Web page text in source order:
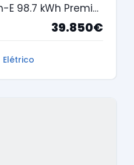
Ford Mustang Mach-E 98.7 kWh Premium
39.850€
Elétrico